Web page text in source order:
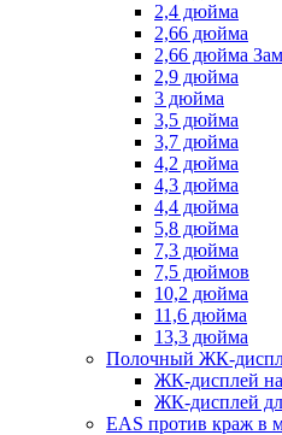
2,4 дюйма
2,66 дюйма
2,66 дюйма
2,9 дюйма
3 дюйма
3,5 дюйма
3,7 дюйма
4,2 дюйма
4,3 дюйма
4,4 дюйма
5,8 дюйма
7,3 дюйма
7,5 дюймов
10,2 дюйма
11,6 дюйма
13,3 дюйма
Полочный ЖК-
ЖК-дисплей
ЖК-дисплей
EAS против краж в